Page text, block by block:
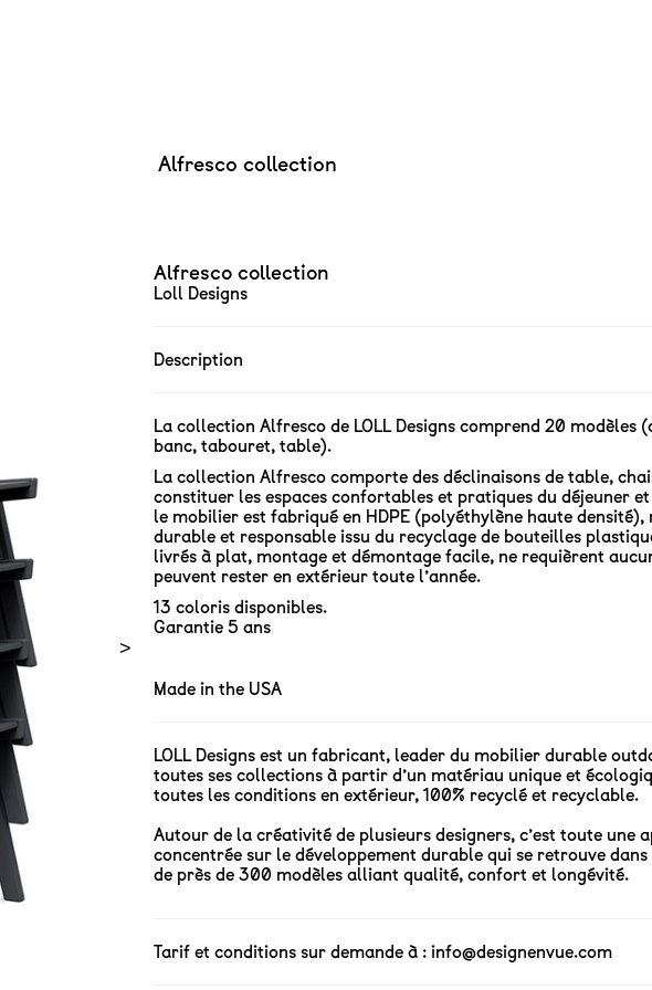
Alfresco collection
>
Alfresco collection
Loll Designs
Description
La collection Alfresco de LOLL Designs comprend 20 modèles
banc, tabouret, table).
La collection Alfresco comporte des déclinaisons de table,
constituer les espaces confortables et pratiques du déjeuner et
le mobilier est fabriqué en HDPE (polyéthylène haute densité),
durable et responsable issu du recyclage de bouteilles
livrés à plat, montage et démontage facile, ne requièrent
peuvent rester en extérieur toute l’année.
13 coloris disponibles.
Garantie 5 ans
Made in the USA
LOLL Designs est un fabricant, leader du mobilier durable
toutes ses collections à partir d’un matériau unique et
toutes les conditions en extérieur, 100% recyclé et recyclable.
Autour de la créativité de plusieurs designers, c’est toute une
concentrée sur le développement durable qui se retrouve
de près de 300 modèles alliant qualité, confort et longévité.
Tarif et conditions sur demande à : info@designenvue.com